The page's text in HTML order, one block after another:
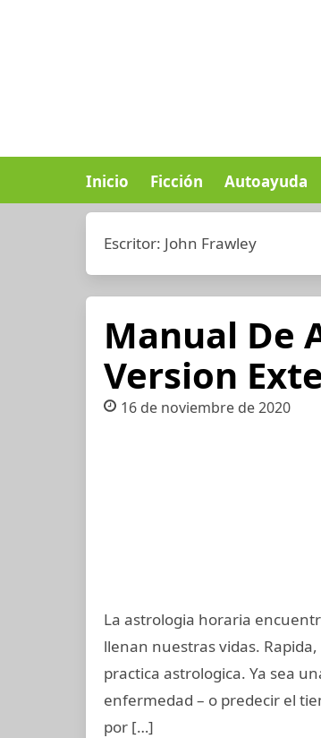
Inicio Ficción Autoayuda
Escritor: John Frawley
Manual De
Version
16 de noviembre de 2020
La astrologia horaria
llenan nuestras vidas.
practica astrologica. Ya sea
enfermedad – o predecir el
por […]